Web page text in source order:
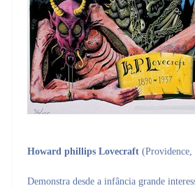
Howard phillips Lovecraft
Demonstra desde a infância grande